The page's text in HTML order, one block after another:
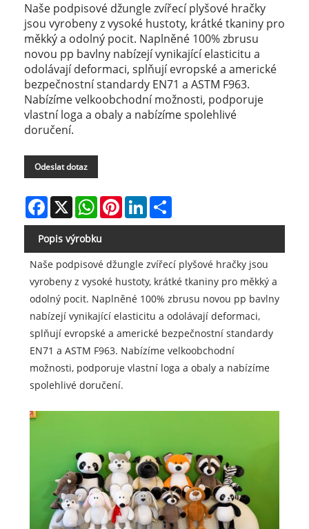
Naše podpisové džungle zvířecí plyšové hračky
jsou vyrobeny z vysoké hustoty, krátké tkaniny pro
měkký a odolný pocit. Naplněné 100% zbrusu
novou pp bavlny nabízejí vynikající elasticitu a
odolávají deformaci, splňují evropské a americké
bezpečnostní standardy EN71 a ASTM F963.
Nabízíme velkoobchodní možnosti, podporuje
vlastní loga a obaly a nabízíme spolehlivé
doručení.
Odeslat dotaz
Facebook
X WhatsAppPinterestLinkedIn
Popis výrobku
Naše podpisové džungle zvířecí plyšové hračky jsou
vyrobeny z vysoké hustoty, krátké tkaniny pro měkký a
odolný pocit. Naplněné 100% zbrusu novou pp bavlny
nabízejí vynikající elasticitu a odolávají deformaci,
splňují evropské a americké bezpečnostní standardy
EN71 a ASTM F963. Nabízíme velkoobchodní
možnosti, podporuje vlastní loga a obaly a nabízíme
spolehlivé doručení.